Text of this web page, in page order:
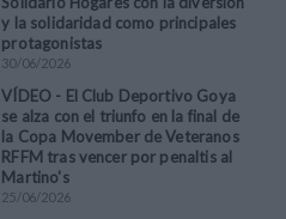
y la solidaridad como principales
protagonistas
30/06/2026
VÍDEO - El Club Deportivo Goya
se alza con el triunfo en la final de
la Copa Movember de Veteranos
RFFM tras vencer por penaltis al
Martino's
25/06/2026